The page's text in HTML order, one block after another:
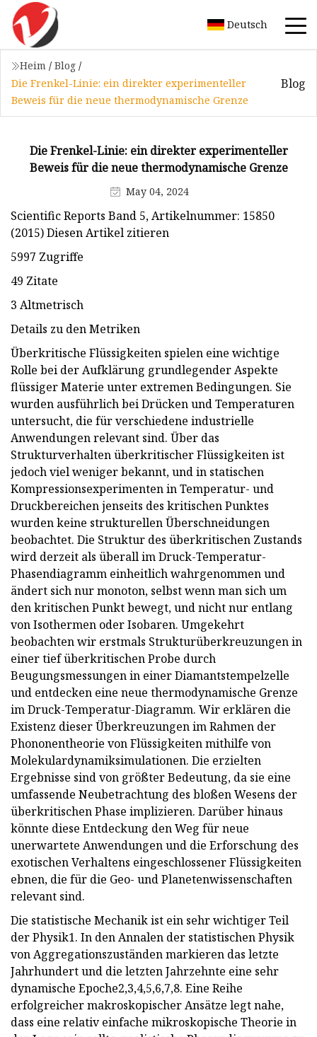
Deutsch
Heim / Blog /
Die Frenkel-Linie: ein direkter experimenteller
Beweis für die neue thermodynamische Grenze
Blog
Die Frenkel-Linie: ein direkter experimenteller
Beweis für die neue thermodynamische Grenze
May 04, 2024
Scientific Reports Band 5, Artikelnummer: 15850
(2015) Diesen Artikel zitieren
5997 Zugriffe
49 Zitate
3 Altmetrisch
Details zu den Metriken
Überkritische Flüssigkeiten spielen eine wichtige
Rolle bei der Aufklärung grundlegender Aspekte
flüssiger Materie unter extremen Bedingungen. Sie
wurden ausführlich bei Drücken und Temperaturen
untersucht, die für verschiedene industrielle
Anwendungen relevant sind. Über das
Strukturverhalten überkritischer Flüssigkeiten ist
jedoch viel weniger bekannt, und in statischen
Kompressionsexperimenten in Temperatur- und
Druckbereichen jenseits des kritischen Punktes
wurden keine strukturellen Überschneidungen
beobachtet. Die Struktur des überkritischen Zustands
wird derzeit als überall im Druck-Temperatur-
Phasendiagramm einheitlich wahrgenommen und
ändert sich nur monoton, selbst wenn man sich um
den kritischen Punkt bewegt, und nicht nur entlang
von Isothermen oder Isobaren. Umgekehrt
beobachten wir erstmals Strukturüberkreuzungen in
einer tief überkritischen Probe durch
Beugungsmessungen in einer Diamantstempelzelle
und entdecken eine neue thermodynamische Grenze
im Druck-Temperatur-Diagramm. Wir erklären die
Existenz dieser Überkreuzungen im Rahmen der
Phononentheorie von Flüssigkeiten mithilfe von
Molekulardynamiksimulationen. Die erzielten
Ergebnisse sind von größter Bedeutung, da sie eine
umfassende Neubetrachtung des bloßen Wesens der
überkritischen Phase implizieren. Darüber hinaus
könnte diese Entdeckung den Weg für neue
unerwartete Anwendungen und die Erforschung des
exotischen Verhaltens eingeschlossener Flüssigkeiten
ebnen, die für die Geo- und Planetenwissenschaften
relevant sind.
Die statistische Mechanik ist ein sehr wichtiger Teil
der Physik1. In den Annalen der statistischen Physik
von Aggregationszuständen markieren das letzte
Jahrhundert und die letzten Jahrzehnte eine sehr
dynamische Epoche2,3,4,5,6,7,8. Eine Reihe
erfolgreicher makroskopischer Ansätze legt nahe,
dass eine relativ einfache mikroskopische Theorie in